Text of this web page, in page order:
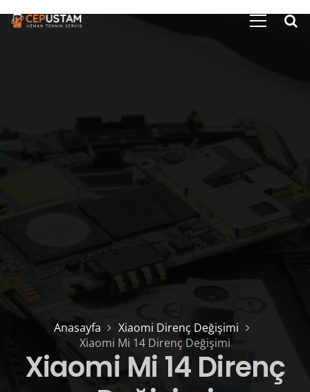
Anasayfa
Xiaomi Direnç Değişimi
Xiaomi Mi 14 Direnç Değişimi
Xiaomi Mi 14 Direnç